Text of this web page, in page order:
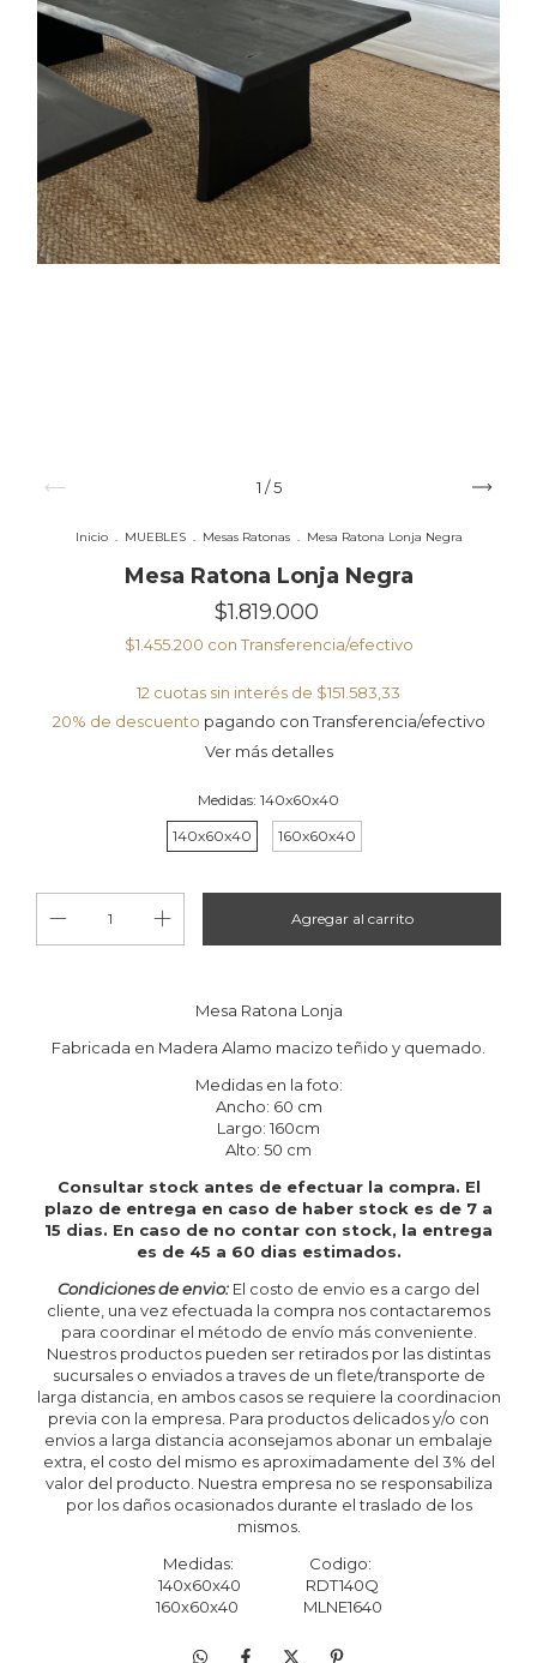
1 /5
Inicio . MUEBLES . Mesas Ratonas . Mesa Ratona Lonja Negra
Mesa Ratona Lonja Negra
$1.819.000
$1.455.200 con Transferencia/efectivo
12 cuotas sin interés de $151.583,33
20% de descuento pagando con Transferencia/efectivo
Ver más detalles
Medidas: 140x60x40
140x60x40
160x60x40
Mesa Ratona Lonja
Fabricada en Madera Alamo macizo teñido y quemado.
Medidas en la foto:
Ancho: 60 cm
Largo: 160cm
Alto: 50 cm
Consultar stock antes de efectuar la compra. El
plazo de entrega en caso de haber stock es de 7 a
15 dias. En caso de no contar con stock, la entrega
es de 45 a 60 dias estimados.
Condiciones de envio: El costo de envio es a cargo del
cliente, una vez efectuada la compra nos contactaremos
para coordinar el método de envío más conveniente.
Nuestros productos pueden ser retirados por las distintas
sucursales o enviados a traves de un flete/transporte de
larga distancia, en ambos casos se requiere la coordinacion
previa con la empresa. Para productos delicados y/o con
envios a larga distancia aconsejamos abonar un embalaje
extra, el costo del mismo es aproximadamente del 3% del
valor del producto. Nuestra empresa no se responsabiliza
por los daños ocasionados durante el traslado de los
mismos.
Medidas: Codigo:
140x60x40 RDT140Q
160x60x40 MLNE1640